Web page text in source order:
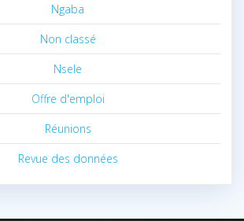
Ngaba
Non classé
Nsele
Offre d'emploi
Réunions
Revue des données